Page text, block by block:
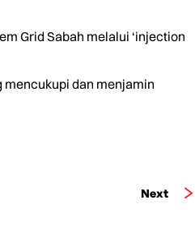
Grid Sabah melalui ‘injection
mencukupi dan menjamin
Next